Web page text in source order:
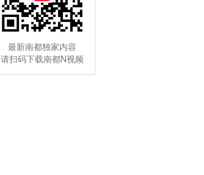
最新南都独家内容
请扫码下载南都N视频